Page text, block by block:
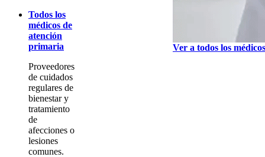
Todos los
médicos de
atención
primaria
Proveedores
de cuidados
regulares de
bienestar y
tratamiento
de
afecciones o
lesiones
comunes.
Ver a todos los médicos